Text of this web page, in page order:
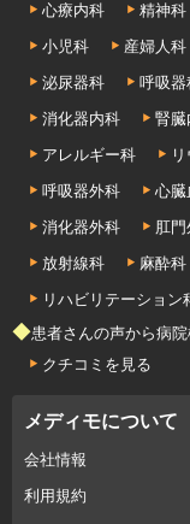
心療内科
精神科
小児科
産婦人科
泌尿器科
呼吸器
消化器内科
腎臓
アレルギー科
呼吸器外科
心臓
消化器外科
肛
放射線科
麻酔科
リハビリテーション
◆患者さんの声から病院
クチコミを見る
メディモについて
会社情報
利用規約